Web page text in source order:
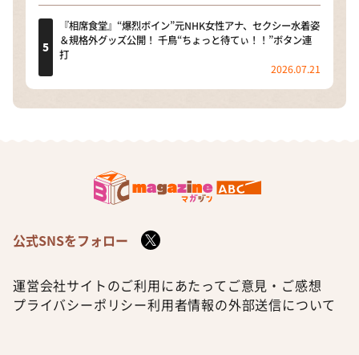
『相席食堂』“爆烈ボイン”元NHK女性アナ、セクシー水着姿
＆規格外グッズ公開！ 千鳥“ちょっと待てぃ！！”ボタン連
打
2026.07.21
公式SNSをフォロー
運営会社サイトのご利用にあたって ご意見・ご感想
プライバシーポリシー利用者情報の外部送信について